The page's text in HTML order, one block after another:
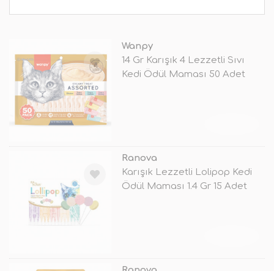
Wanpy
14 Gr Karışık 4 Lezzetli Sıvı
Kedi Ödül Maması 50 Adet
Ranova
Karışık Lezzetli Lolipop Kedi
Ödül Maması 1.4 Gr 15 Adet